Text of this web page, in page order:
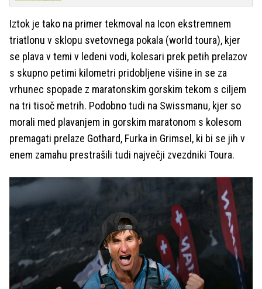
Iztok je tako na primer tekmoval na Icon ekstremnem
triatlonu v sklopu svetovnega pokala (world toura), kjer
se plava v temi v ledeni vodi, kolesari prek petih prelazov
s skupno petimi kilometri pridobljene višine in se za
vrhunec spopade z maratonskim gorskim tekom s ciljem
na tri tisoč metrih. Podobno tudi na Swissmanu, kjer so
morali med plavanjem in gorskim maratonom s kolesom
premagati prelaze Gothard, Furka in Grimsel, ki bi se jih v
enem zamahu prestrašili tudi največji zvezdniki Toura.